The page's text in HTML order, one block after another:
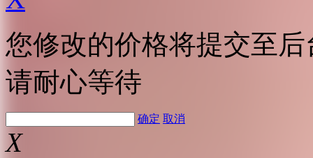
您修改的价格将提交至
请耐心等待
确定 取消
X